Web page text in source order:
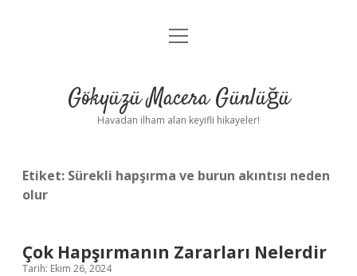
Anasayfa
Yasal Uyarı
menüyü
Gökyüzü Macera Günlüğü
Havadan ilham alan keyifli hikayeler!
Etiket: Sürekli hapşırma ve burun akıntısı neden
olur
Çok Hapşırmanın Zararları Nelerdir
Tarih: Ekim 26, 2024